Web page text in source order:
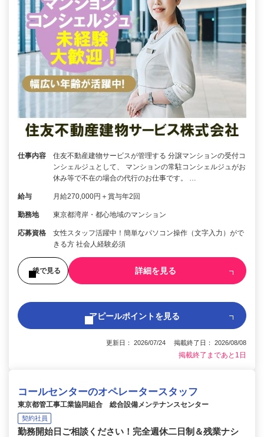
仕事内容
住友不動産建物サービスが管理する 分譲マンションの受付コ
ンシェルジュとして、 マンションの常駐コンシェルジュがお
休み等で不在の場合の代行のお仕事です。 …
給与 月給270,000円＋賞与年2回
勤務地 東京都湾岸・都心地域のマンション
応募資格
女性スタッフ活躍中！簡単なパソコン操作（文字入力）がで
きる方 社会人経験必須
後で見る 詳細を見る
アピールポイントを見る
更新日： 2026/07/24 掲載終了日： 2026/08/08
掲載終了まであと1日
コールセンターのオペレータースタッフ
東京都管工事工業協同組合 総合設備メンテナンスセンター
契約社員
勤務開始日ご相談ください！完全週休二日制＆残業ナシ